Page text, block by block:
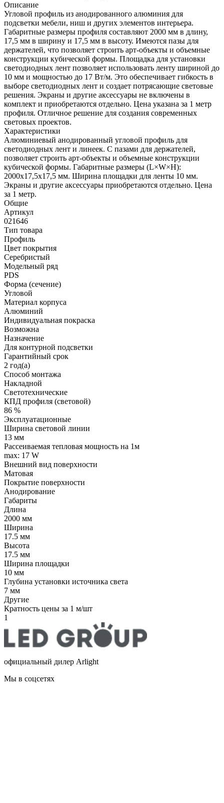
Описание
Угловой профиль из анодированного алюминия для
подсветки мебели, ниш и других элементов интерьера.
Габаритные размеры профиля составляют 2000 мм в длину,
17,5 мм в ширину и 17,5 мм в высоту. Имеются пазы для
держателей, что позволяет строить арт-объекты и объемные
конструкции кубической формы. Площадка для установки
светодиодных лент позволяет использовать ленту шириной до
10 мм и мощностью до 17 Вт/м. Это обеспечивает гибкость в
выборе светодиодных лент и создает потрясающие световые
решения. Экраны и другие аксессуары не включены в
комплект и приобретаются отдельно. Цена указана за 1 метр
профиля. Отличное решение для создания современных
световых проектов.
Характеристики
Алюминиевый анодированный угловой профиль для
светодиодных лент и линеек. С пазами для держателей,
позволяет строить арт-объекты и объемные конструкции
кубической формы. Габаритные размеры (L×W×H):
2000x17,5x17,5 мм. Ширина площадки для ленты 10 мм.
Экраны и другие аксессуары приобретаются отдельно. Цена
за 1 метр.
Общие
Артикул
021646
Тип товара
Профиль
Цвет покрытия
Серебристый
Модельный ряд
PDS
Форма (сечение)
Угловой
Материал корпуса
Алюминий
Индивидуальная покраска
Возможна
Назначение
Для контурной подсветки
Гарантийный срок
2 год(а)
Способ монтажа
Накладной
Светотехнические
КПД профиля (cветовой)
86 %
Эксплуатационные
Ширина световой линии
13 мм
Рассеиваемая тепловая мощность на 1м
max: 17 W
Внешний вид поверхности
Матовая
Покрытие поверхности
Анодирование
Габариты
Длина
2000 мм
Ширина
17.5 мм
Высота
17.5 мм
Ширина площадки
10 мм
Глубина установки источника света
7 мм
Другие
Кратность цены за 1 м/шт
1
официальный дилер Arlight
Мы в соцсетях